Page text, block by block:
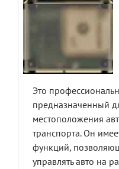
Это
предназначенный
местоположения
транспорта. Он
функций,
управлять авто на